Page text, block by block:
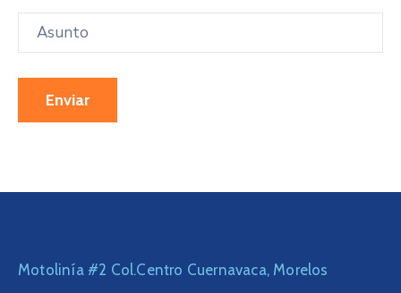
Motolinía #2 Col.Centro Cuernavaca, Morelos